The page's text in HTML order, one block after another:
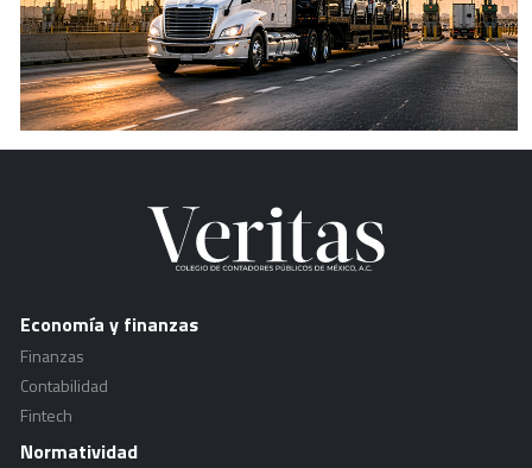
Economía y finanzas
Finanzas
Contabilidad
Fintech
Normatividad